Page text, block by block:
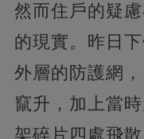
然而住戶的疑
的現實。昨日
外層的防護網
竄升，加上當
架碎片四處飛